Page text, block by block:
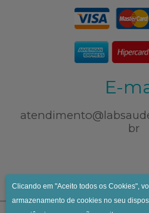
E-
br
Clicando em "Aceito todos os Cookies",
armazenamento de cookies no seu